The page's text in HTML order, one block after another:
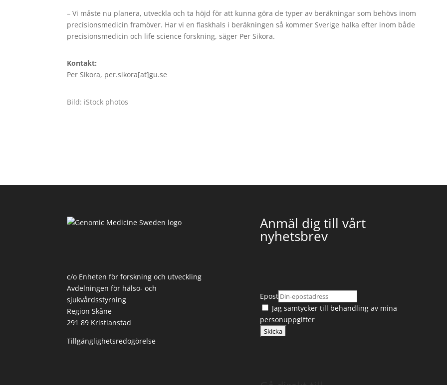
–​ Vi måste nu planera, utveckla och ta höjd för att kunna göra de typer av beräkningar som behövs inom
precisionsmedicin framöver. Har vi en flaskhals i beräkningen så kommer Sverige halka efter inom både
precisionsmedicin och life science forskning, säger Per Sikora.
Kontakt:
Per Sikora, per.sikora[at]gu.se
Bild: iStock photos
c/o Enheten för forskning och utveckling
Avdelningen för hälso- och
sjukvårdsstyrning
Region Skåne
291 89 Kristianstad
Tillgänglighetsredogörelse
Anmäl dig till vårt
nyhetsbrev
Epost
Jag samtycker till behandling av mina
personuppgifter